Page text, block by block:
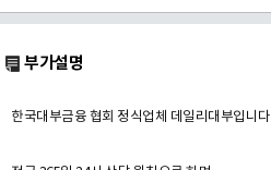
부가설명
한국대부금융 협회 정식업체 데일리대부입니다